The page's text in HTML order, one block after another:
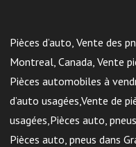
Pièces d’auto, Vente des
Montreal, Canada, Vente
Pièces automobiles à
d’auto usagées,Vente de
usagées,Pièces auto,
Pièces auto, pneus dans